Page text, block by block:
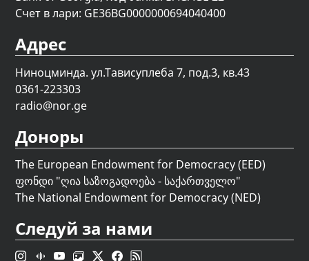
Счет в лари: GE36BG0000000694040400
Адрес
Ниноцминда. ул.Тависуплеба 7, под.3, кв.43
0361-223303
radio@nor.ge
Доноры
The European Endowment for Democracy (EED)
ფონდი "ღია საზოგადოება - საქართველო"
The National Endowment for Democracy (NED)
Следуй за нами